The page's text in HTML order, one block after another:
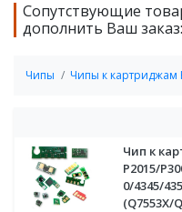
Сопутствующие
дополнить Ваш заказ:
Чипы Чипы к картриджам
Чип к
P2015/
0/4345/
(Q7553X/